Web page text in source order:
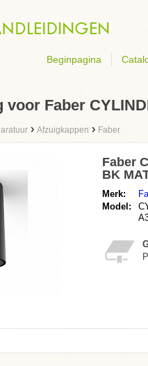
Beginpagina
Faber
› Afzuigkappen › Faber
Faber
BK
Merk:
Model: